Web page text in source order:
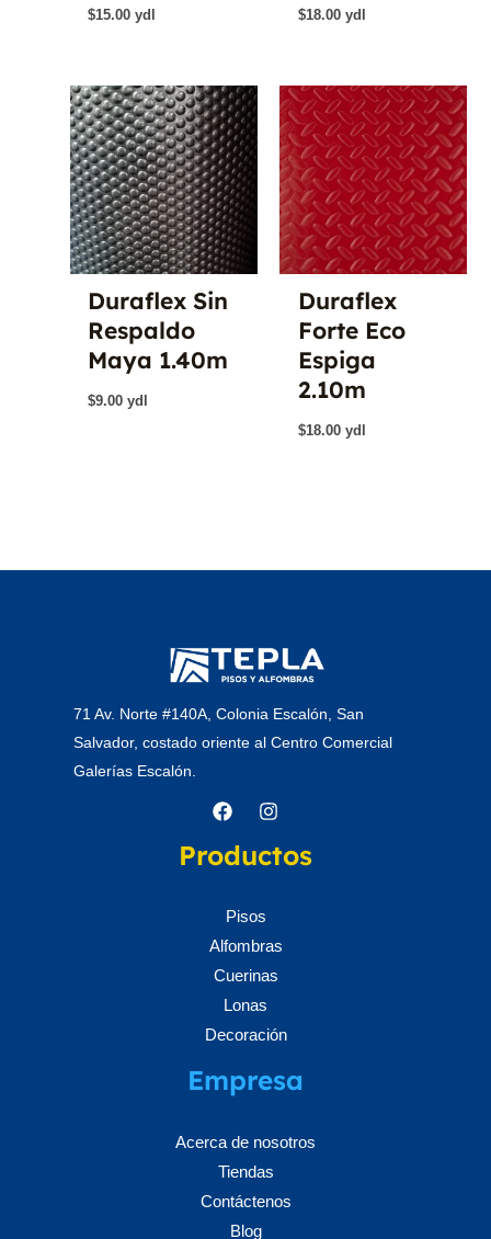
$15.00 ydl $18.00 ydl
Duraflex Sin
Respaldo
Maya 1.40m
$9.00 ydl
Duraflex
Forte Eco
Espiga
2.10m
$18.00 ydl
71 Av. Norte #140A, Colonia Escalón, San
Salvador, costado oriente al Centro Comercial
Galerías Escalón.
Productos
Pisos
Alfombras
Cuerinas
Lonas
Decoración
Empresa
Acerca de nosotros
Tiendas
Contáctenos
Blog